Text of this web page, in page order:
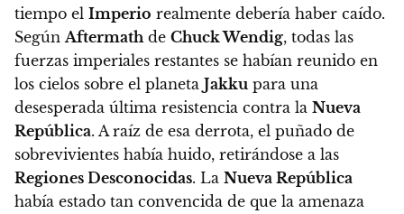
tiempo el Imperio realmente debería haber caído.
Según Aftermath de Chuck Wendig, todas las
fuerzas imperiales restantes se habían reunido en
los cielos sobre el planeta Jakku para una
desesperada última resistencia contra la Nueva
República. A raíz de esa derrota, el puñado de
sobrevivientes había huido, retirándose a las
Regiones Desconocidas. La Nueva República
había estado tan convencida de que la amenaza